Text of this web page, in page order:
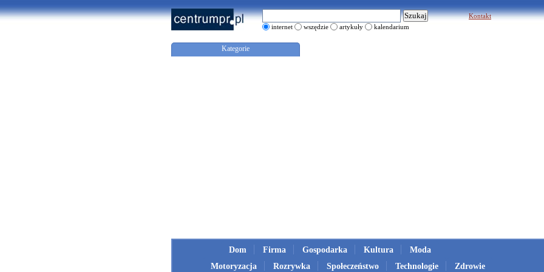
internet wszędzie artykuły kalendarium
Kontakt
Kategorie
Dom Firma Gospodarka Kultura
Moda
Motoryzacja
Rozrywka Społeczeństwo Technologie Zdrowie